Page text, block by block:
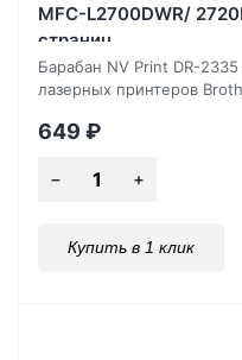
MFC-L2700DWR/
страниц
Барабан NV Print DR-
лазерных принтеров
649 ₽
Купить в 1 клик